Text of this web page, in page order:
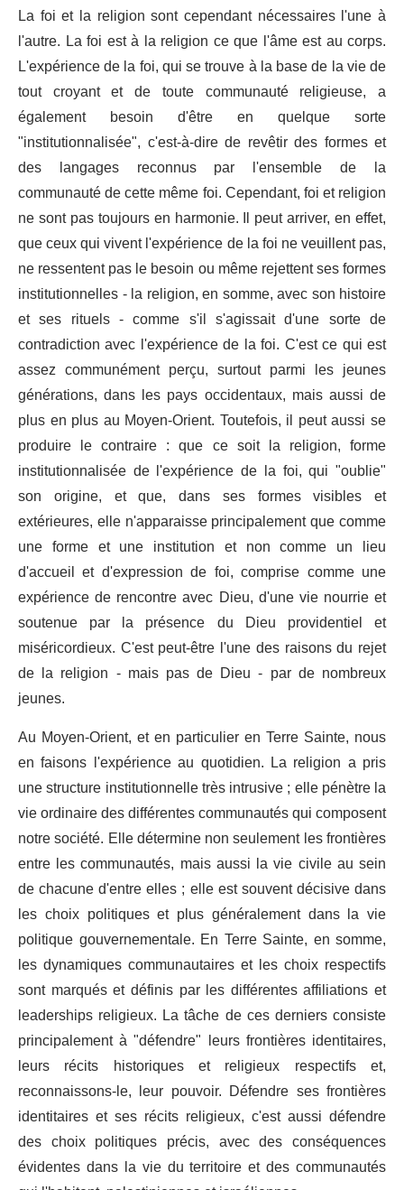
La foi et la religion sont cependant nécessaires l'une à
l'autre. La foi est à la religion ce que l'âme est au corps.
L'expérience de la foi, qui se trouve à la base de la vie de
tout croyant et de toute communauté religieuse, a
également besoin d'être en quelque sorte
"institutionnalisée", c'est-à-dire de revêtir des formes et
des langages reconnus par l'ensemble de la
communauté de cette même foi. Cependant, foi et religion
ne sont pas toujours en harmonie. Il peut arriver, en effet,
que ceux qui vivent l'expérience de la foi ne veuillent pas,
ne ressentent pas le besoin ou même rejettent ses formes
institutionnelles - la religion, en somme, avec son histoire
et ses rituels - comme s'il s'agissait d'une sorte de
contradiction avec l'expérience de la foi. C'est ce qui est
assez communément perçu, surtout parmi les jeunes
générations, dans les pays occidentaux, mais aussi de
plus en plus au Moyen-Orient. Toutefois, il peut aussi se
produire le contraire : que ce soit la religion, forme
institutionnalisée de l'expérience de la foi, qui "oublie"
son origine, et que, dans ses formes visibles et
extérieures, elle n'apparaisse principalement que comme
une forme et une institution et non comme un lieu
d'accueil et d'expression de foi, comprise comme une
expérience de rencontre avec Dieu, d'une vie nourrie et
soutenue par la présence du Dieu providentiel et
miséricordieux. C'est peut-être l'une des raisons du rejet
de la religion - mais pas de Dieu - par de nombreux
jeunes.
Au Moyen-Orient, et en particulier en Terre Sainte, nous
en faisons l'expérience au quotidien. La religion a pris
une structure institutionnelle très intrusive ; elle pénètre la
vie ordinaire des différentes communautés qui composent
notre société. Elle détermine non seulement les frontières
entre les communautés, mais aussi la vie civile au sein
de chacune d'entre elles ; elle est souvent décisive dans
les choix politiques et plus généralement dans la vie
politique gouvernementale. En Terre Sainte, en somme,
les dynamiques communautaires et les choix respectifs
sont marqués et définis par les différentes affiliations et
leaderships religieux. La tâche de ces derniers consiste
principalement à "défendre" leurs frontières identitaires,
leurs récits historiques et religieux respectifs et,
reconnaissons-le, leur pouvoir. Défendre ses frontières
identitaires et ses récits religieux, c'est aussi défendre
des choix politiques précis, avec des conséquences
évidentes dans la vie du territoire et des communautés